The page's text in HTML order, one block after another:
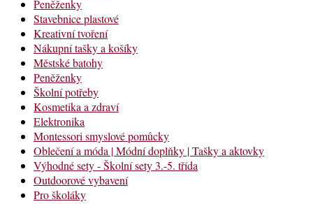
Peněženky
Stavebnice plastové
Kreativní tvoření
Nákupní tašky a košíky
Městské batohy
Peněženky
Školní potřeby
Kosmetika a zdraví
Elektronika
Montessori smyslové pomůcky
Oblečení a móda | Módní doplňky | Tašky a aktovky
Výhodné sety - Školní sety 3.-5. třída
Outdoorové vybavení
Pro školáky